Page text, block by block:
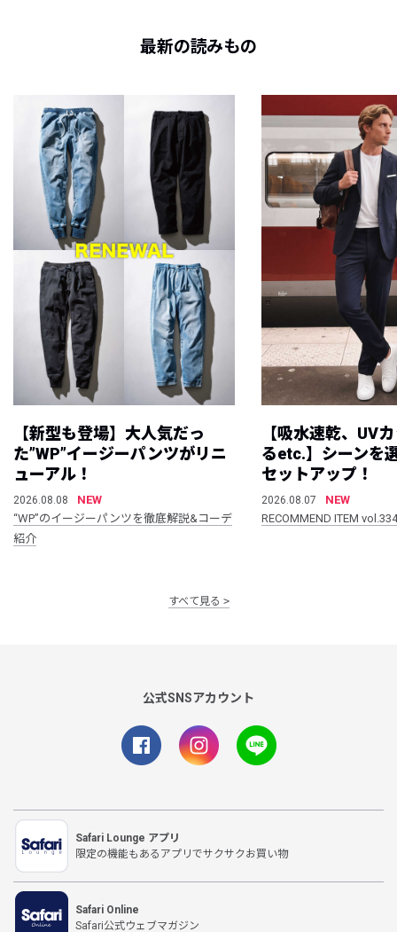
最新の読みもの
【新型も登場】大人気だっ
た”WP”イージーパンツがリニ
ューアル！
2026.08.08
NEW
“WP”のイージーパンツを徹底解説&コーデ
紹介
【吸水速乾、UV
るetc.】シーンを
セットアップ！
2026.08.07
NEW
RECOMMEND ITEM vol.334
すべて見る
公式SNSアカウント
Safari Lounge アプリ
限定の機能もあるアプリでサクサクお買い物
Safari Online
Safari公式ウェブマガジン